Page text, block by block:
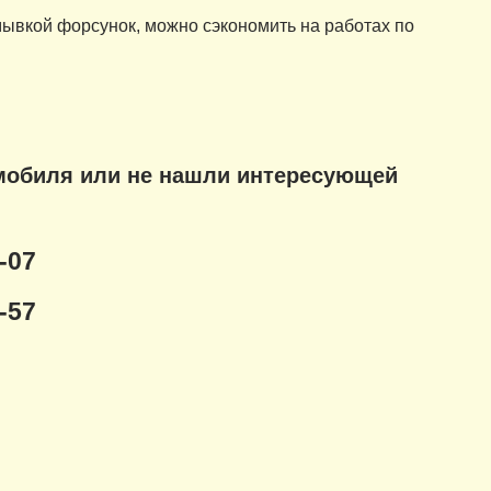
форсунок, можно сэкономить на работах по
или не нашли интересующей
07
57